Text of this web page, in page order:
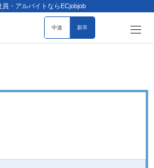
・アルバイトならECjobjob
中途 新卒